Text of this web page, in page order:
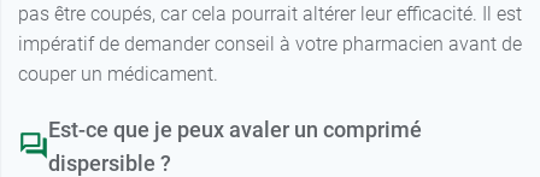
pas être coupés, car cela pourrait altérer leur efficacité. Il est
impératif de demander conseil à votre pharmacien avant de
couper un médicament.
Est-ce que je peux avaler un comprimé
dispersible ?